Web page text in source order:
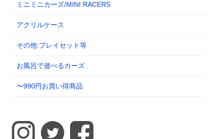
ミニミニカーズ/MINI RACERS
アクリルケース
その他:プレイセット等
お風呂で遊べるカーズ
〜990円お買い得商品